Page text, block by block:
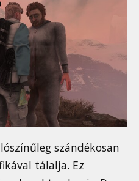
szándékosan
tálalja. Ez